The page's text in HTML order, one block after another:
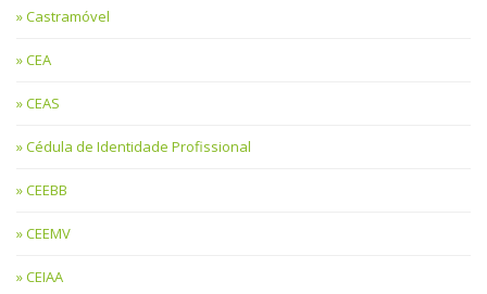
Castramóvel
CEA
CEAS
Cédula de Identidade Profissional
CEEBB
CEEMV
CEIAA